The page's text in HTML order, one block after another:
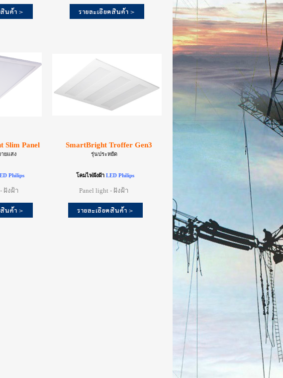
Panel
ยแสง
SmartBright Troffer Gen3
รุ่นประหยัด
Philips
ฝังฝ้า
โคมไฟฝังฝ้าLED Philips
Panel light - ฝังฝ้า